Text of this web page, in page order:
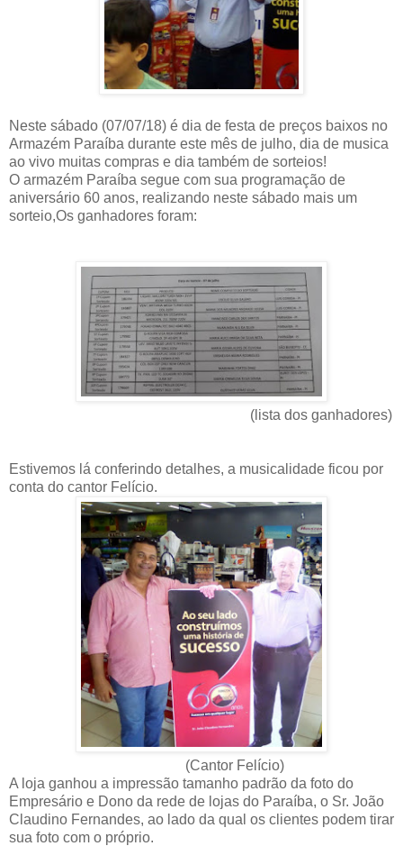
Neste sábado (07/07/18) é dia de festa de preços baixos no
Armazém Paraíba durante este mês de julho, dia de musica
ao vivo muitas compras e dia também de sorteios!
O armazém Paraíba segue com sua programação de
aniversário 60 anos, realizando neste sábado mais um
sorteio,Os ganhadores foram:
(lista dos ganhadores)
Estivemos lá conferindo detalhes, a musicalidade ficou por
conta do cantor Felício.
(Cantor Felício)
A loja ganhou a impressão tamanho padrão da foto do
Empresário e Dono da rede de lojas do Paraíba, o Sr. João
Claudino Fernandes, ao lado da qual os clientes podem tirar
sua foto com o próprio.